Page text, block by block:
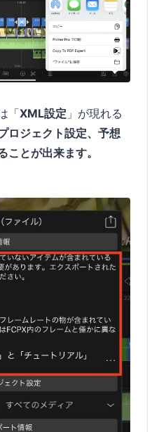
「XML設定 」が現れる
ロジェクト設定、予想
ことが出来ます。